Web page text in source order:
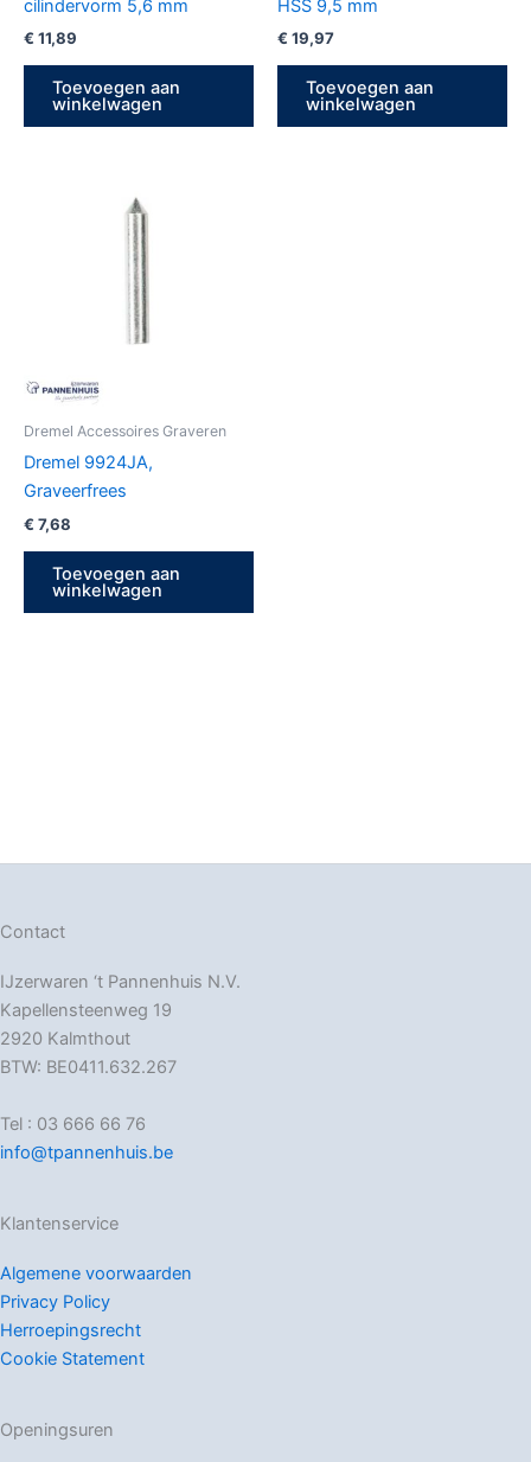
cilindervorm 5,6 mm
€ 11,89
Toevoegen aan
winkelwagen
HSS 9,5 mm
€ 19,97
Toevoegen aan
winkelwagen
Dremel Accessoires Graveren
Dremel 9924JA,
Graveerfrees
€ 7,68
Toevoegen aan
winkelwagen
Contact
IJzerwaren ‘t Pannenhuis N.V.
Kapellensteenweg 19
2920 Kalmthout
BTW: BE0411.632.267
Tel : 03 666 66 76
info@tpannenhuis.be
Klantenservice
Algemene voorwaarden
Privacy Policy
Herroepingsrecht
Cookie Statement
Openingsuren